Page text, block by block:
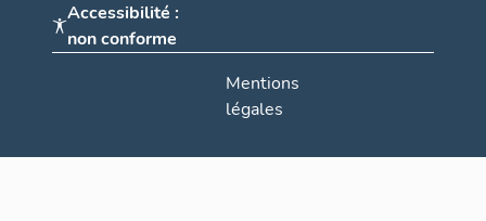
Accessibilité :
non conforme
Mentions
légales